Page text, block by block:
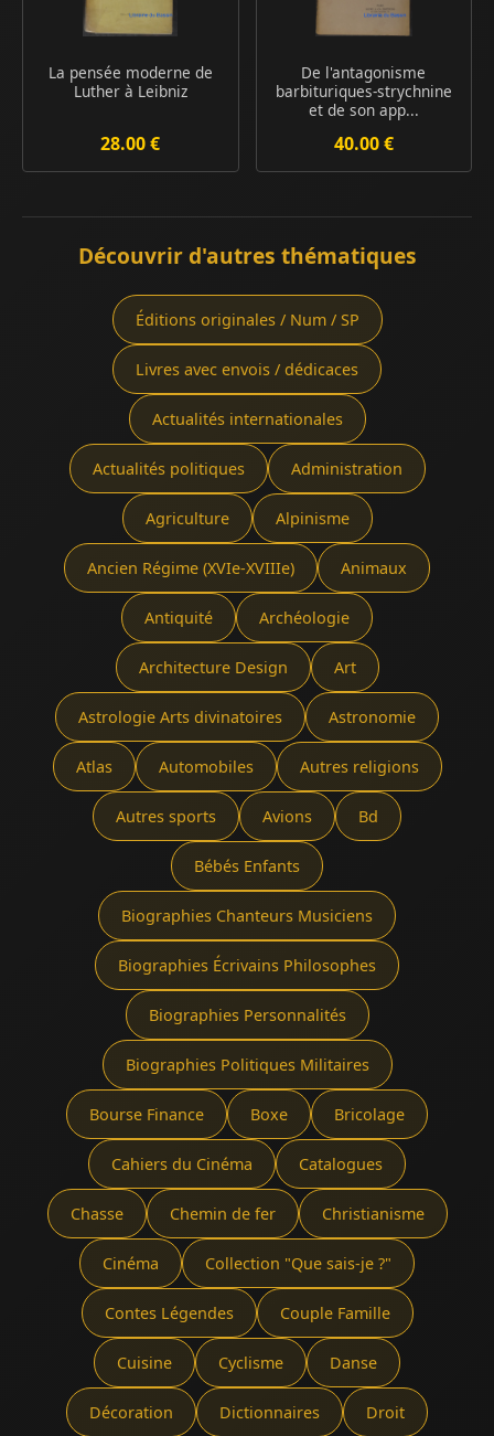
La pensée moderne de
Luther à Leibniz
28.00 €
De l'antagonisme
barbituriques-strychnine
et de son app...
40.00 €
Découvrir d'autres thématiques
Éditions originales / Num / SP
Livres avec envois / dédicaces
Actualités internationales
Actualités politiques Administration
Agriculture Alpinisme
Ancien Régime (XVIe-XVIIIe) Animaux
Antiquité Archéologie
Architecture Design Art
Astrologie Arts divinatoires Astronomie
Atlas Automobiles Autres religions
Autres sports Avions Bd
Bébés Enfants
Biographies Chanteurs Musiciens
Biographies Écrivains Philosophes
Biographies Personnalités
Biographies Politiques Militaires
Bourse Finance Boxe Bricolage
Cahiers du Cinéma Catalogues
Chasse Chemin de fer Christianisme
Cinéma Collection "Que sais-je ?"
Contes Légendes Couple Famille
Cuisine Cyclisme Danse
Décoration Dictionnaires Droit